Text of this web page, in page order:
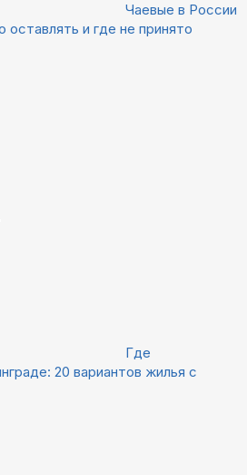
Чаевые в России
оставлять и где не принято
Где
20 вариантов жилья с